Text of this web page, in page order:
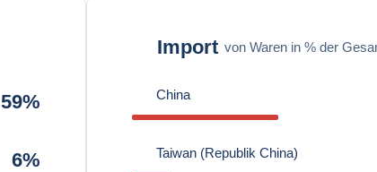
59%
6%
Import von Waren in % der
China
Taiwan (Republik China)